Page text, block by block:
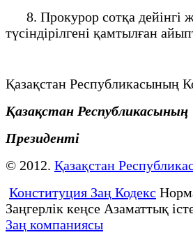
8. Прокурор сотқа дейінгі
түсіндірілгені қамтылған
Қазақстан Республикасының
Қазақстан Республикасының
Президенті
© 2012. Қазақстан
Конституция Заң Кодекс
Заңгерлік кеңсе Азаматтық
Заң компаниясы